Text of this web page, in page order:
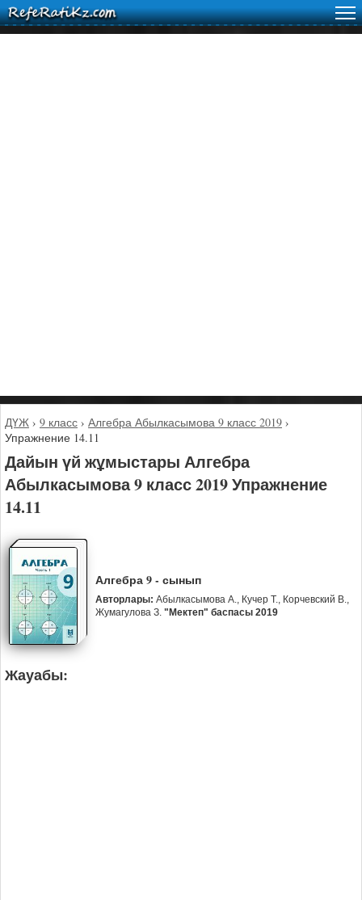
ДҮЖ › 9 класс › Алгебра Абылкасымова 9 класс 2019 ›
Упражнение 14.11
Дайын үй жұмыстары Алгебра
Абылкасымова 9 класс 2019 Упражнение
14.11
Алгебра 9 - сынып
Авторлары: Абылкасымова А., Кучер Т., Корчевский В.,
Жумагулова З. "Мектеп" баспасы 2019
Жауабы: